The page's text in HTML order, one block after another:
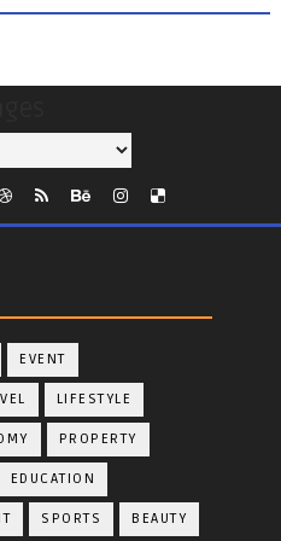
EVENT
LIFESTYLE
PROPERTY
EDUCATION
SPORTS BEAUTY